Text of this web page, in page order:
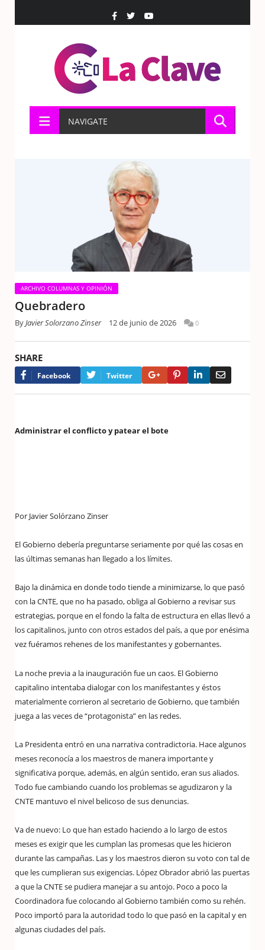
NAVIGATE
ARCHIVO COLUMNAS Y OPINIÓN
Quebradero
ByJavier Solorzano Zinser 12 de junio de 2026 0
SHARE
Facebook Twitter Google+PinterestLinkedIn
Administrar el conflicto y patear el bote
Por Javier Solórzano Zinser
El Gobierno debería preguntarse seriamente por qué las cosas en
las últimas semanas han llegado a los límites.
Bajo la dinámica en donde todo tiende a minimizarse, lo que pasó
con la CNTE, que no ha pasado, obliga al Gobierno a revisar sus
estrategias, porque en el fondo la falta de estructura en ellas llevó a
los capitalinos, junto con otros estados del país, a que por enésima
vez fuéramos rehenes de los manifestantes y gobernantes.
La noche previa a la inauguración fue un caos. El Gobierno
capitalino intentaba dialogar con los manifestantes y éstos
materialmente corrieron al secretario de Gobierno, que también
juega a las veces de “protagonista” en las redes.
La Presidenta entró en una narrativa contradictoria. Hace algunos
meses reconocía a los maestros de manera importante y
significativa porque, además, en algún sentido, eran sus aliados.
Todo fue cambiando cuando los problemas se agudizaron y la
CNTE mantuvo el nivel belicoso de sus denuncias.
Va de nuevo: Lo que han estado haciendo a lo largo de estos
meses es exigir que les cumplan las promesas que les hicieron
durante las campañas. Las y los maestros dieron su voto con tal de
que les cumplieran sus exigencias. López Obrador abrió las puertas
a que la CNTE se pudiera manejar a su antojo. Poco a poco la
Coordinadora fue colocando al Gobierno también como su rehén.
Poco importó para la autoridad todo lo que pasó en la capital y en
algunas ciudades del país.